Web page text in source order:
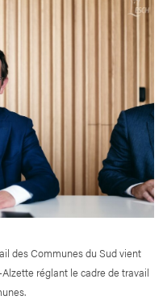
des Communes du Sud vient
Alzette réglant le cadre de travail